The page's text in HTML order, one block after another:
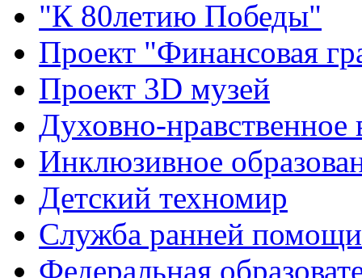
"К 80летию Победы"
Проект "Финансовая
Проект 3D музей
Духовно-нравственное
Инклюзивное
Детский техномир
Служба ранней помощи
Федеральная